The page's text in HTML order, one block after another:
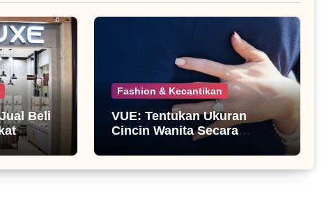
Beli
Fashion & Kecantikan
VUE: Tentukan Ukuran
Cincin Wanita Secara